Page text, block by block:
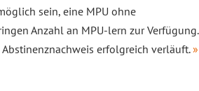
sein, eine MPU ohne
Anzahl an MPU-lern zur Verfügung.
erfolgreich verläuft.»